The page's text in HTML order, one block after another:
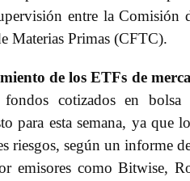
entre la
Materias Primas (CFTC).
de los ETFs de
cotizados en bolsa
para esta semana, ya que
riesgos, según un informe
emisores como Bitwise,